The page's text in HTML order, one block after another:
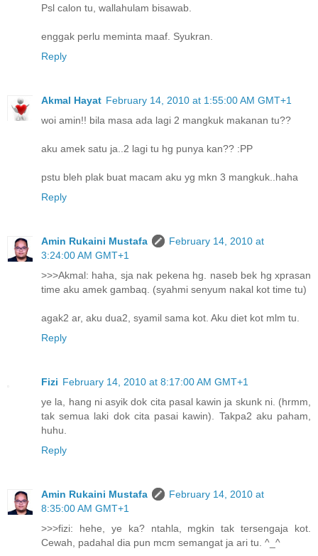
Psl calon tu, wallahulam bisawab.
enggak perlu meminta maaf. Syukran.
Reply
Akmal Hayat February 14, 2010 at 1:55:00 AM GMT+1
woi amin!! bila masa ada lagi 2 mangkuk makanan tu??
aku amek satu ja..2 lagi tu hg punya kan?? :PP
pstu bleh plak buat macam aku yg mkn 3 mangkuk..haha
Reply
Amin Rukaini Mustafa
February 14, 2010 at
3:24:00 AM GMT+1
>>>Akmal: haha, sja nak pekena hg. naseb bek hg xprasan
time aku amek gambaq. (syahmi senyum nakal kot time tu)
agak2 ar, aku dua2, syamil sama kot. Aku diet kot mlm tu.
Reply
Fizi February 14, 2010 at 8:17:00 AM GMT+1
ye la, hang ni asyik dok cita pasal kawin ja skunk ni. (hrmm,
tak semua laki dok cita pasai kawin). Takpa2 aku paham,
huhu.
Reply
Amin Rukaini Mustafa
February 14, 2010 at
8:35:00 AM GMT+1
>>>fizi: hehe, ye ka? ntahla, mgkin tak tersengaja kot.
Cewah, padahal dia pun mcm semangat ja ari tu. ^_^